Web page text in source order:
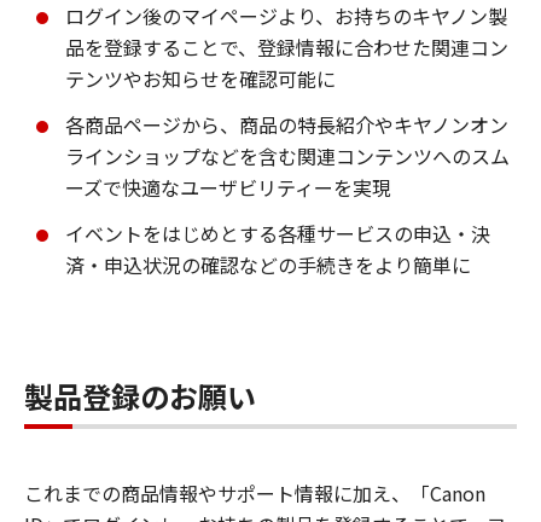
ログイン後のマイページより、お持ちのキヤノン製
品を登録することで、登録情報に合わせた関連コン
テンツやお知らせを確認可能に
各商品ページから、商品の特長紹介やキヤノンオン
ラインショップなどを含む関連コンテンツへのスム
ーズで快適なユーザビリティーを実現
イベントをはじめとする各種サービスの申込・決
済・申込状況の確認などの手続きをより簡単に
製品登録のお願い
これまでの商品情報やサポート情報に加え、「Canon